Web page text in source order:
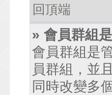
回頂端
» 會員群組
會員群組是
員群組，並
同時改變多